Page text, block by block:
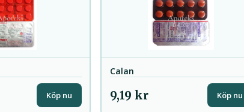
Köp nu
Calan
9,19 kr Köp nu